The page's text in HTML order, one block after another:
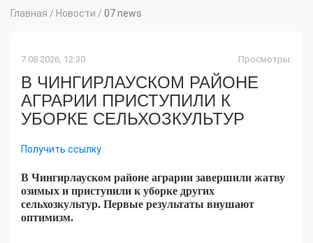
Главная / Новости / 07 news
7.08.2026, 12:30 Просмотры:
В ЧИНГИРЛАУСКОМ РАЙОНЕ
АГРАРИИ ПРИСТУПИЛИ К
УБОРКЕ СЕЛЬХОЗКУЛЬТУР
Получить ссылку
В Чингирлауском районе аграрии завершили жатву
озимых и приступили к уборке других
сельхозкультур. Первые результаты внушают
оптимизм.